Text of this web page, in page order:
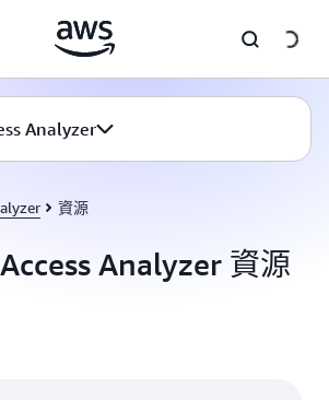
Analyzer
資源
Analyzer 資源